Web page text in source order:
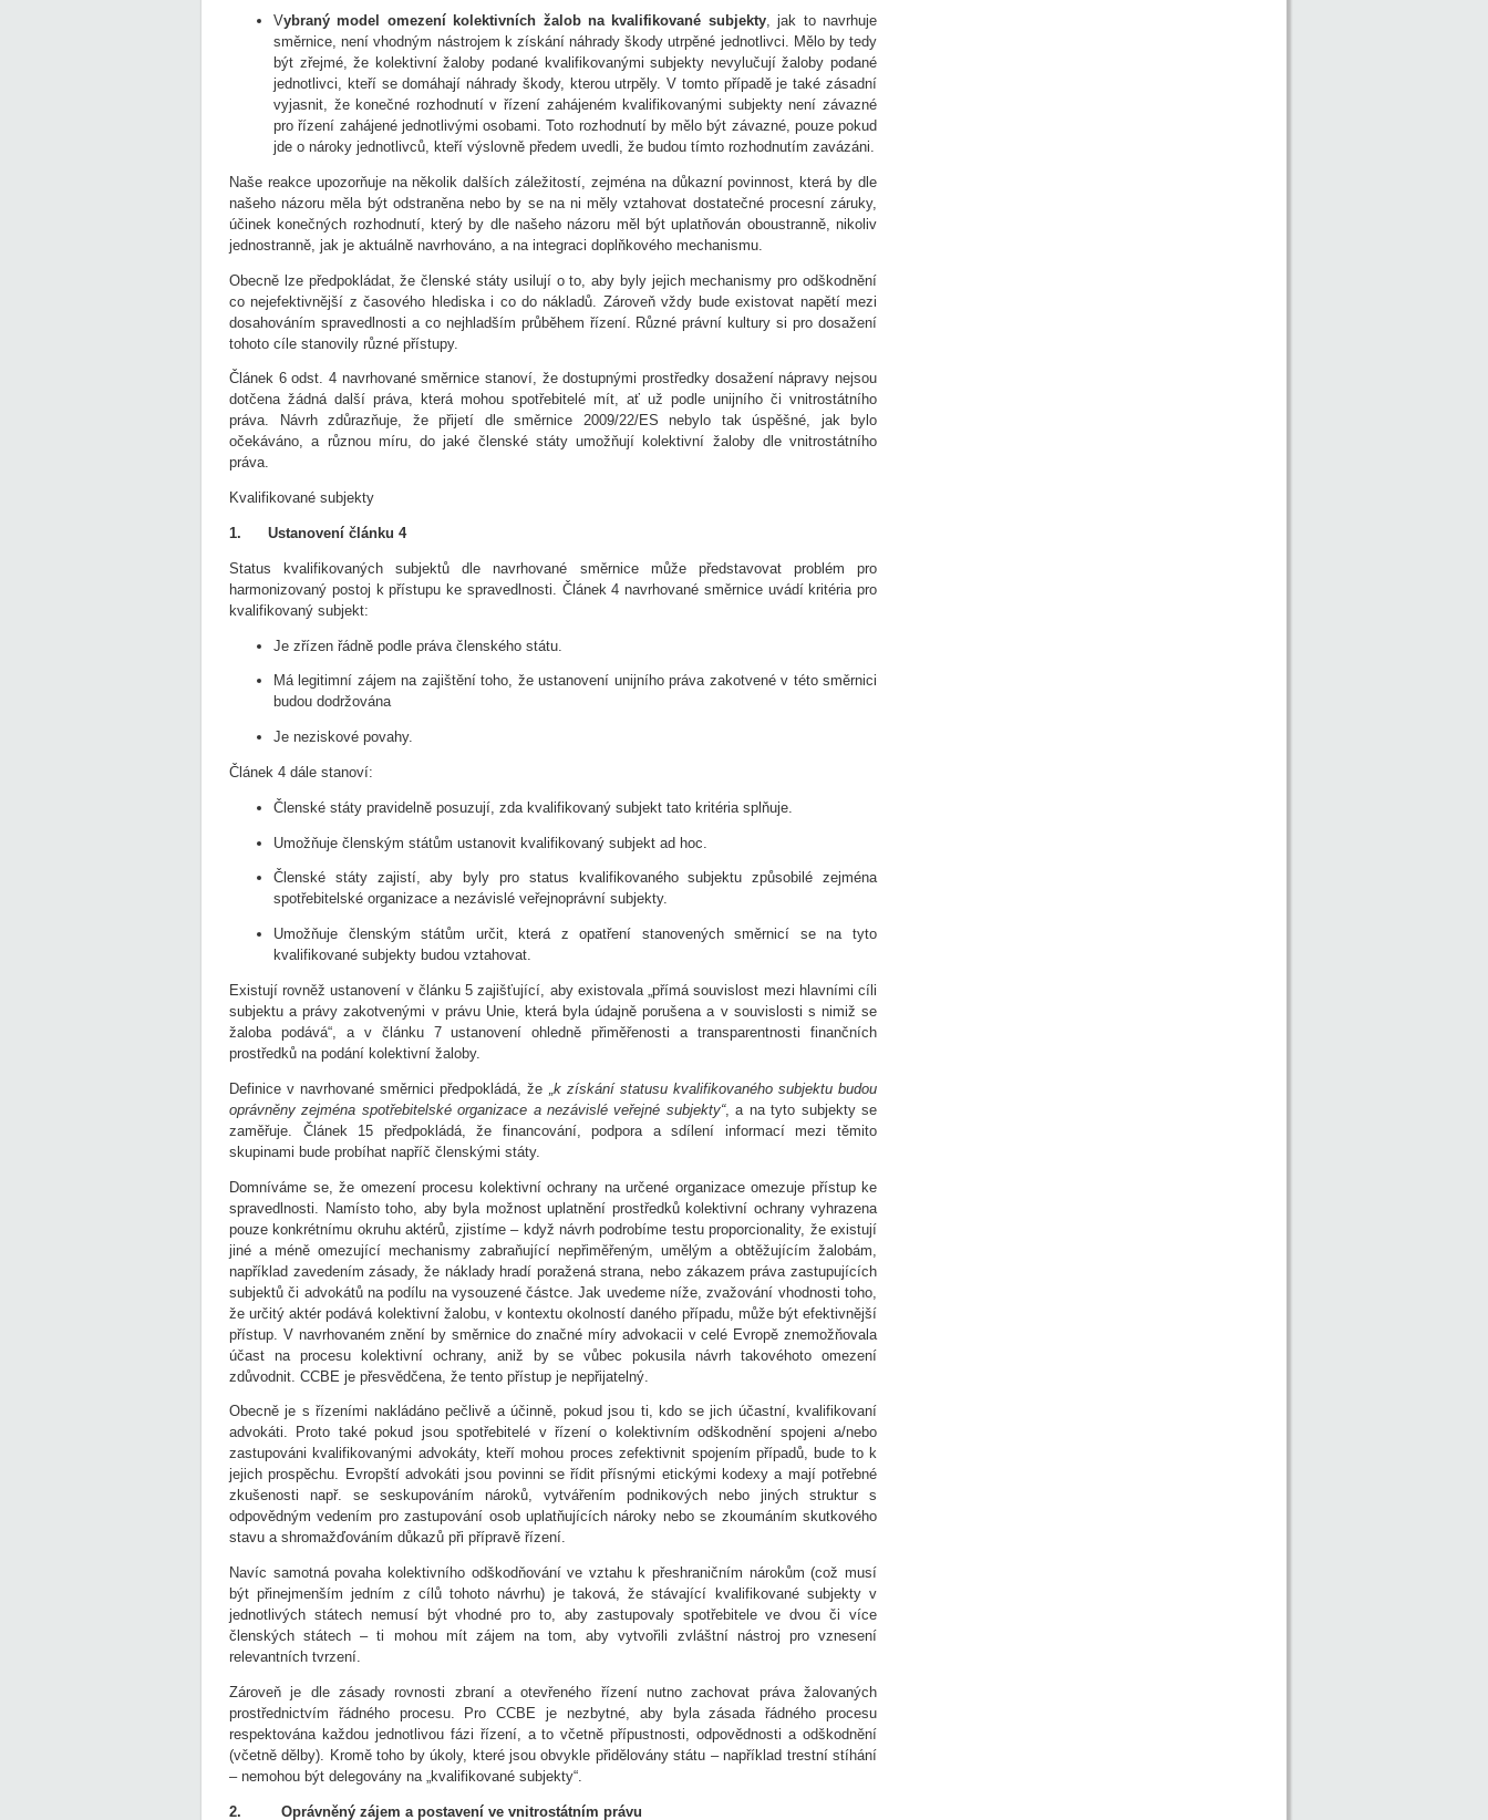
Vybraný model omezení kolektivních žalob na kvalifikované subjekty, jak to navrhuje
směrnice, není vhodným nástrojem k získání náhrady škody utrpěné jednotlivci. Mělo by tedy
být zřejmé, že kolektivní žaloby podané kvalifikovanými subjekty nevylučují žaloby podané
jednotlivci, kteří se domáhají náhrady škody, kterou utrpěly. V tomto případě je také zásadní
vyjasnit, že konečné rozhodnutí v řízení zahájeném kvalifikovanými subjekty není závazné
pro řízení zahájené jednotlivými osobami. Toto rozhodnutí by mělo být závazné, pouze pokud
jde o nároky jednotlivců, kteří výslovně předem uvedli, že budou tímto rozhodnutím zavázáni.
Naše reakce upozorňuje na několik dalších záležitostí, zejména na důkazní povinnost, která by dle
našeho názoru měla být odstraněna nebo by se na ni měly vztahovat dostatečné procesní záruky,
účinek konečných rozhodnutí, který by dle našeho názoru měl být uplatňován oboustranně, nikoliv
jednostranně, jak je aktuálně navrhováno, a na integraci doplňkového mechanismu.
Obecně lze předpokládat, že členské státy usilují o to, aby byly jejich mechanismy pro odškodnění
co nejefektivnější z časového hlediska i co do nákladů. Zároveň vždy bude existovat napětí mezi
dosahováním spravedlnosti a co nejhladším průběhem řízení. Různé právní kultury si pro dosažení
tohoto cíle stanovily různé přístupy.
Článek 6 odst. 4 navrhované směrnice stanoví, že dostupnými prostředky dosažení nápravy nejsou
dotčena žádná další práva, která mohou spotřebitelé mít, ať už podle unijního či vnitrostátního
práva. Návrh zdůrazňuje, že přijetí dle směrnice 2009/22/ES nebylo tak úspěšné, jak bylo
očekáváno, a různou míru, do jaké členské státy umožňují kolektivní žaloby dle vnitrostátního
práva.
Kvalifikované subjekty
1. Ustanovení článku 4
Status kvalifikovaných subjektů dle navrhované směrnice může představovat problém pro
harmonizovaný postoj k přístupu ke spravedlnosti. Článek 4 navrhované směrnice uvádí kritéria pro
kvalifikovaný subjekt:
Je zřízen řádně podle práva členského státu.
Má legitimní zájem na zajištění toho, že ustanovení unijního práva zakotvené v této směrnici
budou dodržována
Je neziskové povahy.
Článek 4 dále stanoví:
Členské státy pravidelně posuzují, zda kvalifikovaný subjekt tato kritéria splňuje.
Umožňuje členským státům ustanovit kvalifikovaný subjekt ad hoc.
Členské státy zajistí, aby byly pro status kvalifikovaného subjektu způsobilé zejména
spotřebitelské organizace a nezávislé veřejnoprávní subjekty.
Umožňuje členským státům určit, která z opatření stanovených směrnicí se na tyto
kvalifikované subjekty budou vztahovat.
Existují rovněž ustanovení v článku 5 zajišťující, aby existovala „přímá souvislost mezi hlavními cíli
subjektu a právy zakotvenými v právu Unie, která byla údajně porušena a v souvislosti s nimiž se
žaloba podává“, a v článku 7 ustanovení ohledně přiměřenosti a transparentnosti finančních
prostředků na podání kolektivní žaloby.
Definice v navrhované směrnici předpokládá, že
„k získání statusu kvalifikovaného subjektu budou
oprávněny zejména spotřebitelské organizace a nezávislé veřejné subjekty“, a na tyto subjekty se
zaměřuje. Článek 15 předpokládá, že financování, podpora a sdílení informací mezi těmito
skupinami bude probíhat napříč členskými státy.
Domníváme se, že omezení procesu kolektivní ochrany na určené organizace omezuje přístup ke
spravedlnosti. Namísto toho, aby byla možnost uplatnění prostředků kolektivní ochrany vyhrazena
pouze konkrétnímu okruhu aktérů, zjistíme – když návrh podrobíme testu proporcionality, že existují
jiné a méně omezující mechanismy zabraňující nepřiměřeným, umělým a obtěžujícím žalobám,
například zavedením zásady, že náklady hradí poražená strana, nebo zákazem práva zastupujících
subjektů či advokátů na podílu na vysouzené částce. Jak uvedeme níže, zvažování vhodnosti toho,
že určitý aktér podává kolektivní žalobu, v kontextu okolností daného případu, může být efektivnější
přístup. V navrhovaném znění by směrnice do značné míry advokacii v celé Evropě znemožňovala
účast na procesu kolektivní ochrany, aniž by se vůbec pokusila návrh takovéhoto omezení
zdůvodnit. CCBE je přesvědčena, že tento přístup je nepřijatelný.
Obecně je s řízeními nakládáno pečlivě a účinně, pokud jsou ti, kdo se jich účastní, kvalifikovaní
advokáti. Proto také pokud jsou spotřebitelé v řízení o kolektivním odškodnění spojeni a/nebo
zastupováni kvalifikovanými advokáty, kteří mohou proces zefektivnit spojením případů, bude to k
jejich prospěchu. Evropští advokáti jsou povinni se řídit přísnými etickými kodexy a mají potřebné
zkušenosti např. se seskupováním nároků, vytvářením podnikových nebo jiných struktur s
odpovědným vedením pro zastupování osob uplatňujících nároky nebo se zkoumáním skutkového
stavu a shromažďováním důkazů při přípravě řízení.
Navíc samotná povaha kolektivního odškodňování ve vztahu k přeshraničním nárokům (což musí
být přinejmenším jedním z cílů tohoto návrhu) je taková, že stávající kvalifikované subjekty v
jednotlivých státech nemusí být vhodné pro to, aby zastupovaly spotřebitele ve dvou či více
členských státech – ti mohou mít zájem na tom, aby vytvořili zvláštní nástroj pro vznesení
relevantních tvrzení.
Zároveň je dle zásady rovnosti zbraní a otevřeného řízení nutno zachovat práva žalovaných
prostřednictvím řádného procesu. Pro CCBE je nezbytné, aby byla zásada řádného procesu
respektována každou jednotlivou fázi řízení, a to včetně přípustnosti, odpovědnosti a odškodnění
(včetně dělby). Kromě toho by úkoly, které jsou obvykle přidělovány státu – například trestní stíhání
– nemohou být delegovány na „kvalifikované subjekty“.
2. Oprávněný zájem a postavení ve vnitrostátním právu